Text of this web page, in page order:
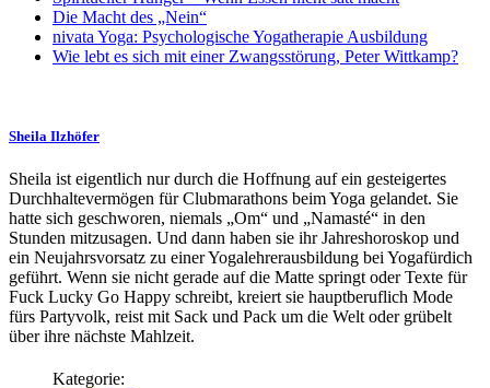
Die Macht des „Nein“
nivata Yoga: Psychologische Yogatherapie Ausbildung
Wie lebt es sich mit einer Zwangsstörung, Peter Wittkamp?
Sheila Ilzhöfer
Sheila ist eigentlich nur durch die Hoffnung auf ein gesteigertes
Durchhaltevermögen für Clubmarathons beim Yoga gelandet. Sie
hatte sich geschworen, niemals „Om“ und „Namasté“ in den
Stunden mitzusagen. Und dann haben sie ihr Jahreshoroskop und
ein Neujahrsvorsatz zu einer Yogalehrerausbildung bei Yogafürdich
geführt. Wenn sie nicht gerade auf die Matte springt oder Texte für
Fuck Lucky Go Happy schreibt, kreiert sie hauptberuflich Mode
fürs Partyvolk, reist mit Sack und Pack um die Welt oder grübelt
über ihre nächste Mahlzeit.